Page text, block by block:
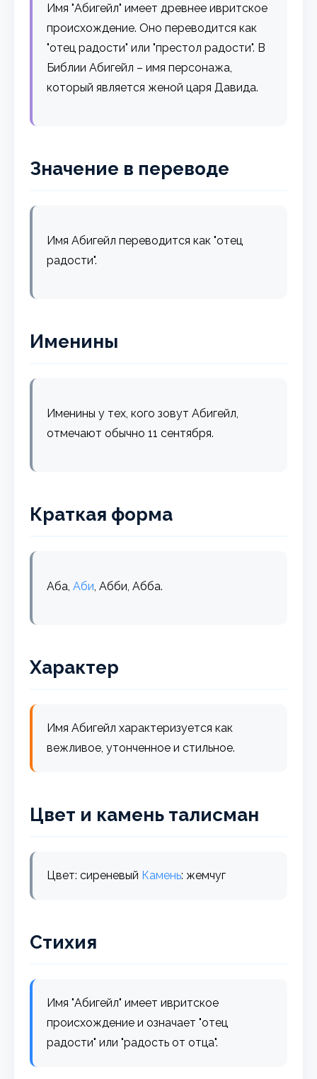
Имя "Абигейл" имеет древнее ивритское
происхождение. Оно переводится как
"отец радости" или "престол радости". В
Библии Абиге́йл – имя персонажа,
который является женой царя Давида.
Значение в переводе
Имя Абигейл переводится как "отец
радости".
Именины
Именины у тех, кого зовут Абигейл,
отмечают обычно 11 сентября.
Краткая форма
Аба,Аби, Абби, Абба.
Характер
Имя Абигейл характеризуется как
вежливое, утонченное и стильное.
Цвет и камень талисман
Цвет: сиреневый Камень: жемчуг
Стихия
Имя "Абигейл" имеет ивритское
происхождение и означает "отец
радости" или "радость от отца".